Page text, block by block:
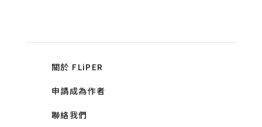
關於 FLiPER
申請成為作者
聯絡我們